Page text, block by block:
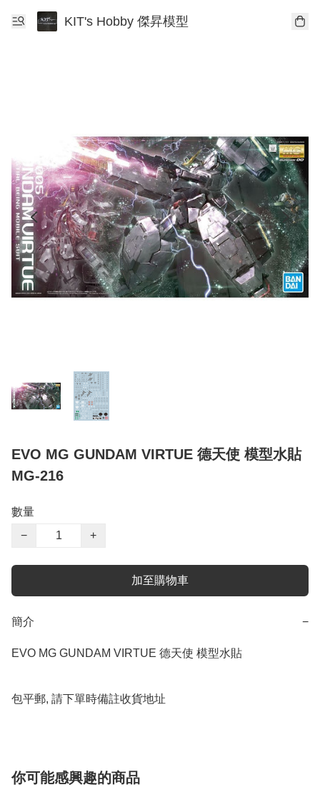
KIT's Hobby 傑昇模型
EVO MG GUNDAM VIRTUE 德天使 模型水貼
MG-216
數量
−
+
加至購物車
簡介 −
EVO MG GUNDAM VIRTUE 德天使 模型水貼
包平郵, 請下單時備註收貨地址
你可能感興趣的商品